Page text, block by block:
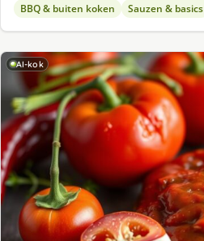
BBQ & buiten koken Sauzen & basics
AI-kok